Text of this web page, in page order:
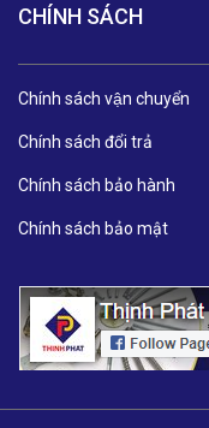
CHÍNH SÁCH
Chính sách vận chuyển
Chính sách đổi trả
Chính sách bảo hành
Chính sách bảo mật